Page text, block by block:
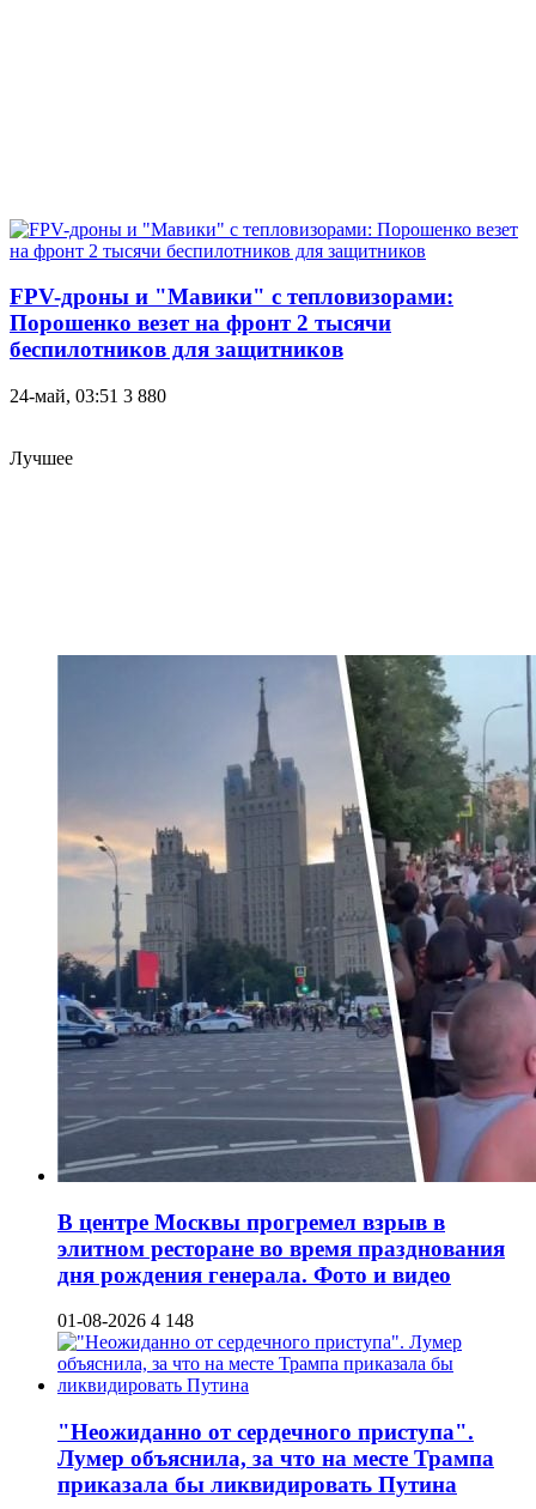
FPV-дроны и "Мавики" с тепловизорами:
Порошенко везет на фронт 2 тысячи
беспилотников для защитников
24-май, 03:51 3 880
Лучшее
В центре Москвы прогремел взрыв в
элитном ресторане во время празднования
дня рождения генерала. Фото и видео
01-08-2026 4 148
"Неожиданно от сердечного приступа".
Лумер объяснила, за что на месте Трампа
приказала бы ликвидировать Путина